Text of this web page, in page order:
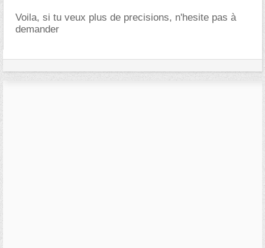
Voila, si tu veux plus de precisions, n'hesite pas à
demander